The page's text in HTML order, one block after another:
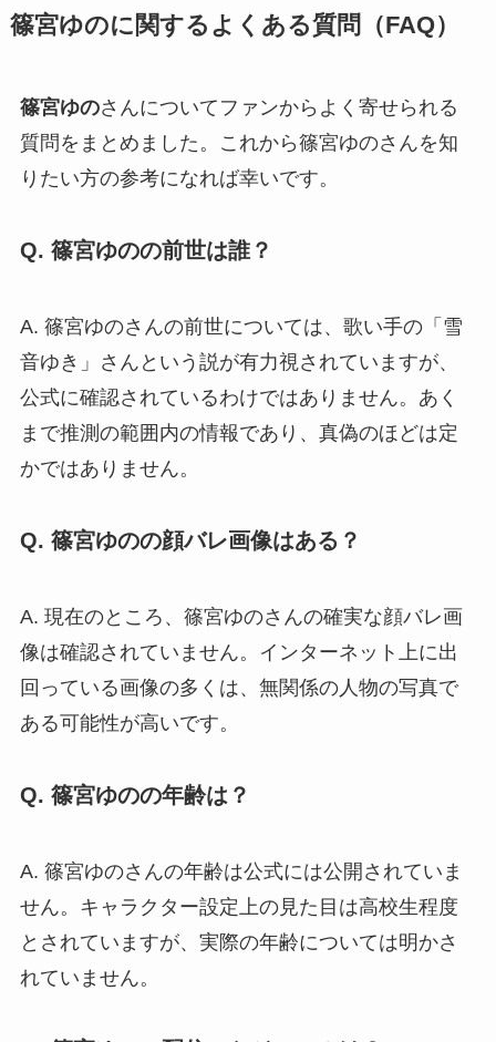
篠宮ゆのに関するよくある質問（FAQ）
篠宮ゆのさんについてファンからよく寄せられる
質問をまとめました。これから篠宮ゆのさんを知
りたい方の参考になれば幸いです。
Q. 篠宮ゆのの前世は誰？
A. 篠宮ゆのさんの前世については、歌い手の「雪
音ゆき」さんという説が有力視されていますが、
公式に確認されているわけではありません。あく
まで推測の範囲内の情報であり、真偽のほどは定
かではありません。
Q. 篠宮ゆのの顔バレ画像はある？
A. 現在のところ、篠宮ゆのさんの確実な顔バレ画
像は確認されていません。インターネット上に出
回っている画像の多くは、無関係の人物の写真で
ある可能性が高いです。
Q. 篠宮ゆのの年齢は？
A. 篠宮ゆのさんの年齢は公式には公開されていま
せん。キャラクター設定上の見た目は高校生程度
とされていますが、実際の年齢については明かさ
れていません。